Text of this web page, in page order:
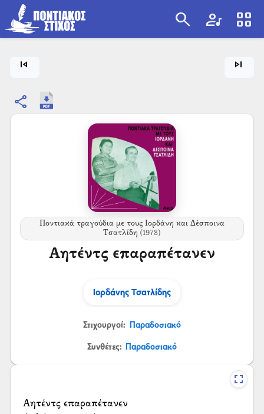
search artist view_cozy
skip_previous skip_next
share
Ποντιακά τραγούδια με τους Ιορδάνη και Δέσποινα
Τσατλίδη (1978)
Αητέντς επαραπέτανεν
Ιορδάνης Τσατλίδης
Στιχουργοί: Παραδοσιακό
Συνθέτες: Παραδοσιακό
Αητέντς επαραπέτανεν